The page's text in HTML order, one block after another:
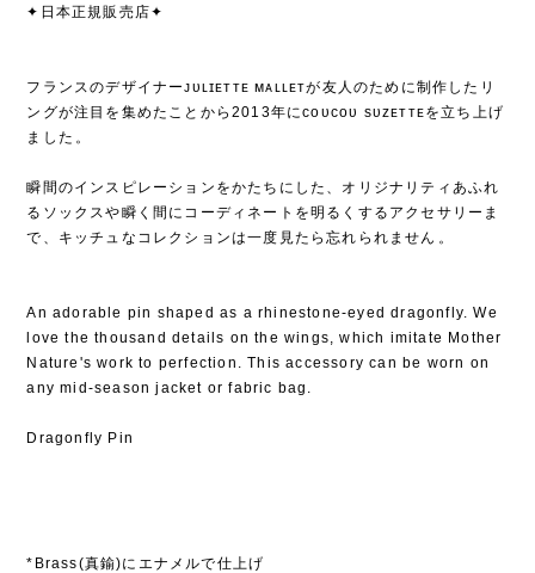
✦日本正規販売店✦
フランスのデザイナーᴊᴜʟɪᴇᴛᴛᴇ ᴍᴀʟʟᴇᴛが友人のために制作したリ
ングが注目を集めたことから2013年にᴄᴏᴜᴄᴏᴜ sᴜᴢᴇᴛᴛᴇを立ち上げ
ました⁡。
瞬間のインスピレーションをかたちにした、オリジナリティあふれ
るソックスや瞬く間にコーディネートを明るくするアクセサリーま
で、キッチュなコレクションは一度見たら忘れられません⁡。
An adorable pin shaped as a rhinestone-eyed dragonfly. We
love the thousand details on the wings, which imitate Mother
Nature's work to perfection. This accessory can be worn on
any mid-season jacket or fabric bag.
Dragonfly Pin
*Brass(真鍮)にエナメルで仕上げ